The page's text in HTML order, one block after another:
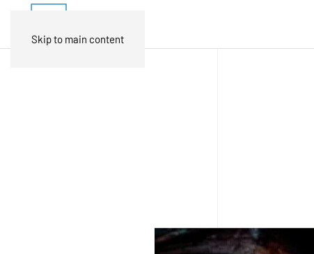
Skip to main content